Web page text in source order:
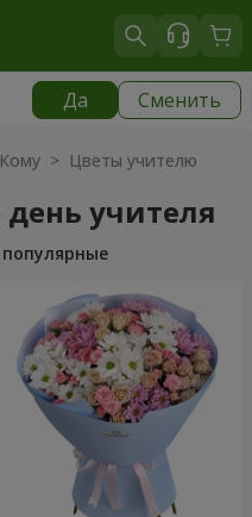
Да Сменить
> Цветы учителю
день учителя
популярные